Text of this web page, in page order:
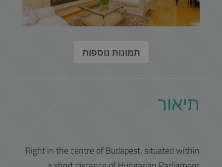
תמונות נוספות
תיאור
Right in the centre of Budapest, situated within